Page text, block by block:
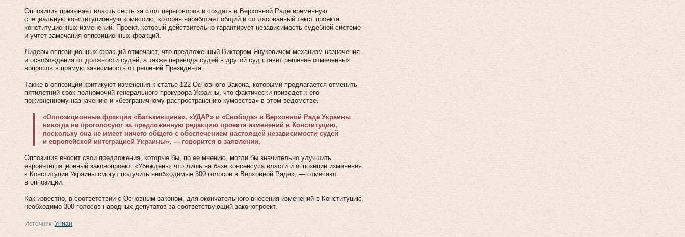
Оппозиция призывает власть сесть за стол переговоров и создать в Верховной Раде временную
специальную конституционную комиссию, которая наработает общий и согласованный текст проекта
конституционных изменений. Проект, который действительно гарантирует независимость судебной системе
и учтет замечания оппозиционных фракций.
Лидеры оппозиционных фракций отмечают, что предложенный Виктором Януковичем механизм назначения
и освобождения от должности судей, а также перевода судей в другой суд ставит решение отмеченных
вопросов в прямую зависимость от решений Президента.
Также в оппозиции критикуют изменения к статье 122 Основного Закона, которыми предлагается отменить
пятилетний срок полномочий генерального прокурора Украины, что фактически приведет к его
пожизненному назначению и «безграничному распространению кумовства» в этом ведомстве.
«Оппозиционные фракции «Батькивщина», «УДАР» и «Свобода» в Верховной Раде Украины
никогда не проголосуют за предложенную редакцию проекта изменений в Конституцию,
поскольку она не имеет ничего общего с обеспечением настоящей независимости судей
и европейской интеграцией Украины», — говорится в заявлении.
Оппозиция вносит свои предложения, которые бы, по ее мнению, могли бы значительно улучшить
евроинтеграционный законопроект. «Убеждены, что лишь на базе консенсуса власти и оппозиции изменения
к Конституции Украины смогут получить необходимые 300 голосов в Верховной Раде», — отмечают
в оппозиции.
Как известно, в соответствии с Основным законом, для окончательного внесения изменений в Конституцию
необходимо 300 голосов народных депутатов за соответствующий законопроект.
Источник: Униан